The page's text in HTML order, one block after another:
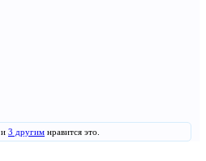
и 3 другим нравится это.